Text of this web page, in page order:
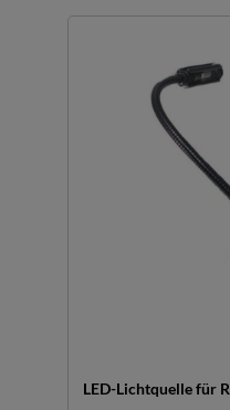
LED-Lichtquelle für